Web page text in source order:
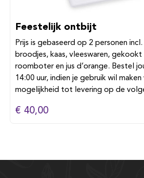
Feestelijk ontbijt
Prijs is gebaseerd op 2 personen
broodjes, kaas, vleeswaren,
roomboter en jus d’orange. Bestel
14:00 uur, indien je gebruik wil maken
mogelijkheid tot levering op de
€ 40,00